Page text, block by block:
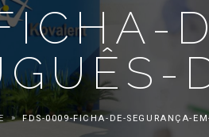
FDS-0009-FICHA-DE-SEGURANÇA-